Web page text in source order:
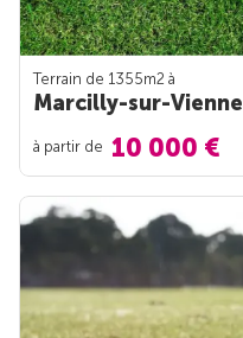
Terrain de 1355m2 à
Marcilly-sur-Vienne
à partir de 10 000 €